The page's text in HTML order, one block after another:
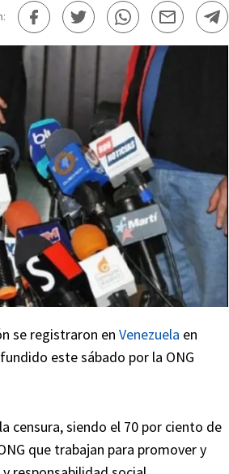
se registraron en Venezuela en
este sábado por la ONG
censura, siendo el 70 por ciento de
que trabajan para promover y